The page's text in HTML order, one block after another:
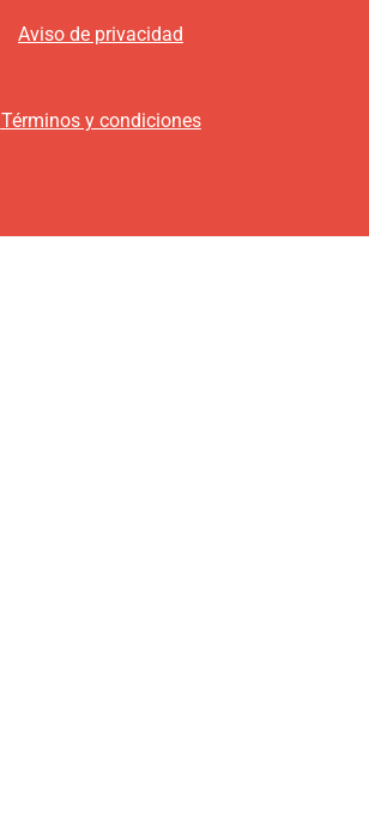
Aviso de privacidad
Términos y condiciones